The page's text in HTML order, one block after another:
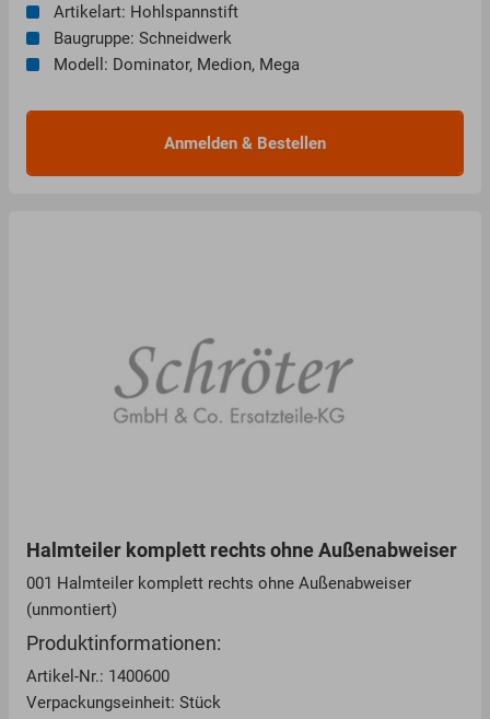
Artikelart: Hohlspannstift
Baugruppe: Schneidwerk
Modell: Dominator, Medion, Mega
Halmteiler komplett rechts ohne Außenabweiser
001 Halmteiler komplett rechts ohne Außenabweiser
(unmontiert)
Produktinformationen:
Artikel-Nr.: 1400600
Verpackungseinheit: Stück